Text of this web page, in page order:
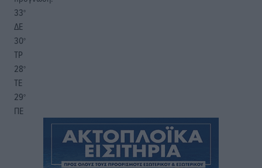
33°
ΔΕ
30°
ΤΡ
28°
ΤΕ
29°
ΠΕ